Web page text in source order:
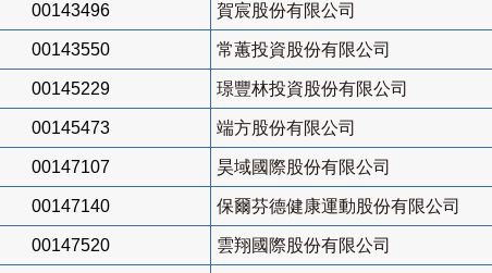
00143496 賀宸股份有限公司
00143550 常蕙投資股份有限公司
00145229 璟豐林投資股份有限公司
00145473 端方股份有限公司
00147107 昊域國際股份有限公司
00147140 保爾芬德健康運動股份有限公司
00147520 雲翔國際股份有限公司